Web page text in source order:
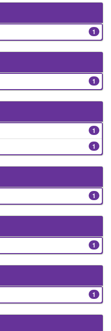
1
1
1
1
1
1
1